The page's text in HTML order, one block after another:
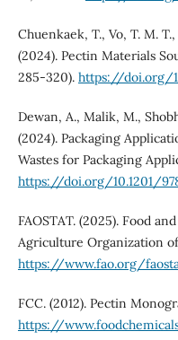
Chuenkaek, T., Vo, T. M.
(2024). Pectin Materials
285-320). https://doi.org/
Dewan, A., Malik, M.,
(2024). Packaging
Wastes for Packaging
https://doi.org/10.1201/
FAOSTAT. (2025). Food
Agriculture Organization
https://www.fao.org/
FCC. (2012). Pectin
https://